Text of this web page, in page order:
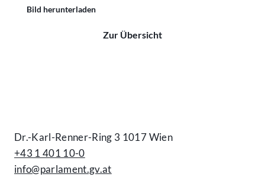
Bild herunterladen
Zur Übersicht
Dr.-Karl-Renner-Ring 3 1017 Wien
+43 1 401 10-0
info@parlament.gv.at